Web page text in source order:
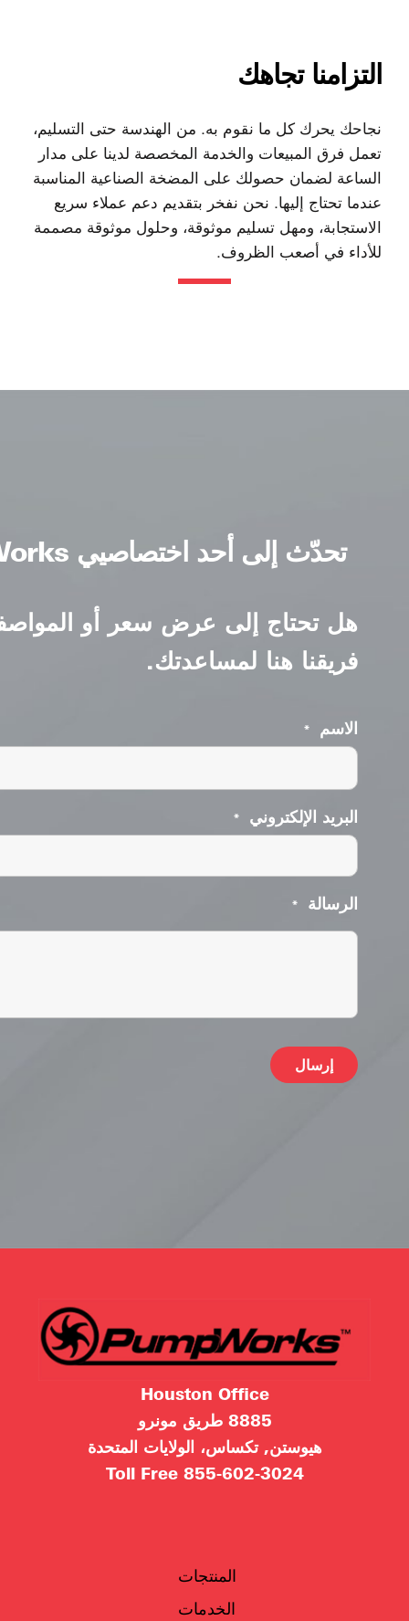
التزامنا تجاهك
نجاحك يحرك كل ما نقوم به. من الهندسة حتى التسليم،
تعمل فرق المبيعات والخدمة المخصصة لدينا على مدار
الساعة لضمان حصولك على المضخة الصناعية المناسبة
عندما تحتاج إليها. نحن نفخر بتقديم دعم عملاء سريع
الاستجابة، ومهل تسليم موثوقة، وحلول موثوقة مصممة
للأداء في أصعب الظروف.
تحدّث إلى أحد اختصاصيي PumpWorks
هل تحتاج إلى عرض سعر أو
فريقنا هنا لمساعدتك.
الاسم *
البريد الإلكتروني *
الرسالة *
Houston Office
8885 طريق مونرو
هيوستن, تكساس، الولايات المتحدة
855-602-3024
Toll Free
المنتجات
الخدمات